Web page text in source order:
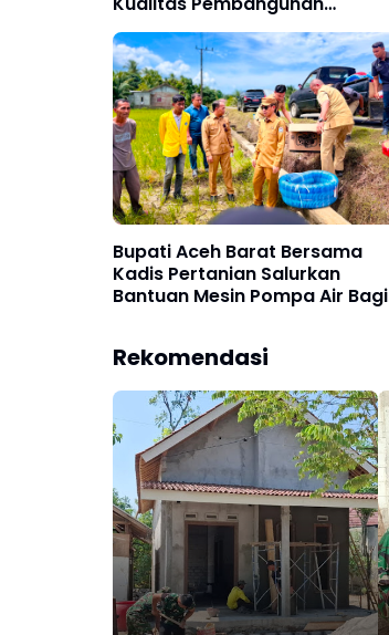
Sasaran Fisik TMMD ke-129
Kodim 0802/Ponorogo
Bupati Aceh Barat Bersama
Kadis Pertanian Salurkan
Bantuan Mesin Pompa Air Bagi
Rekomendasi